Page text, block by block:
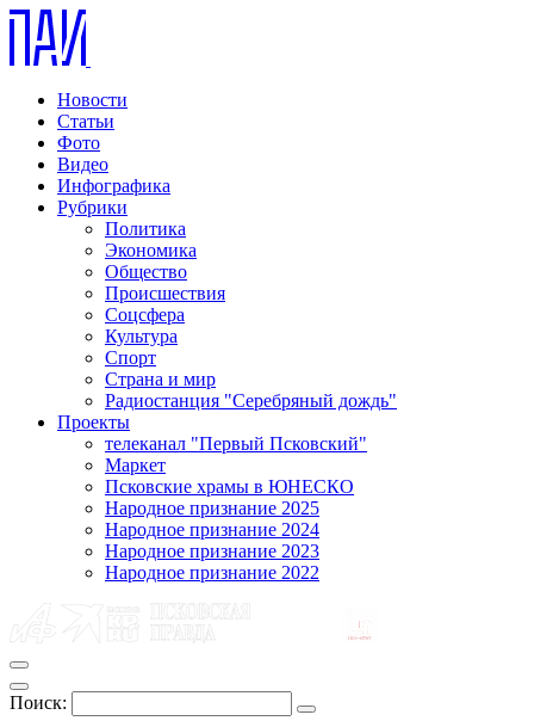
Новости
Статьи
Фото
Видео
Инфографика
Рубрики
Политика
Экономика
Общество
Происшествия
Соцсфера
Культура
Спорт
Страна и мир
Радиостанция "Серебряный дождь"
Проекты
телеканал "Первый Псковский"
Маркет
Псковские храмы в ЮНЕСКО
Народное признание 2025
Народное признание 2024
Народное признание 2023
Народное признание 2022
Поиск: